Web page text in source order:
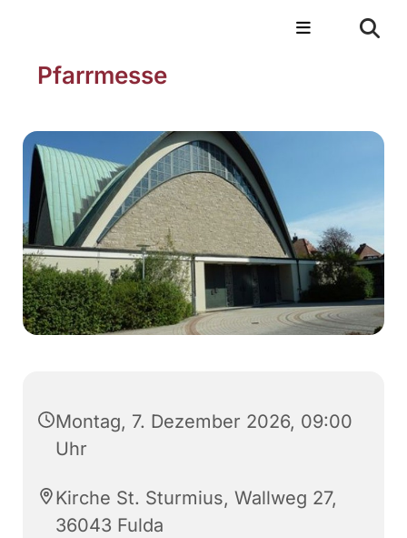
Pfarrmesse
Montag, 7. Dezember 2026, 09:00
Uhr
Kirche St. Sturmius, Wallweg 27,
36043 Fulda